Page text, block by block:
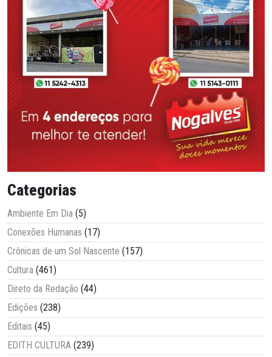
Categorias
Ambiente Em Dia (5)
Conexões Humanas (17)
Crônicas de um Sol Nascente (157)
Cultura (461)
Direto da Redação (44)
Edições (238)
Editais (45)
EDITH CULTURA (239)